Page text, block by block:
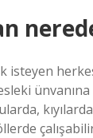
isteyen